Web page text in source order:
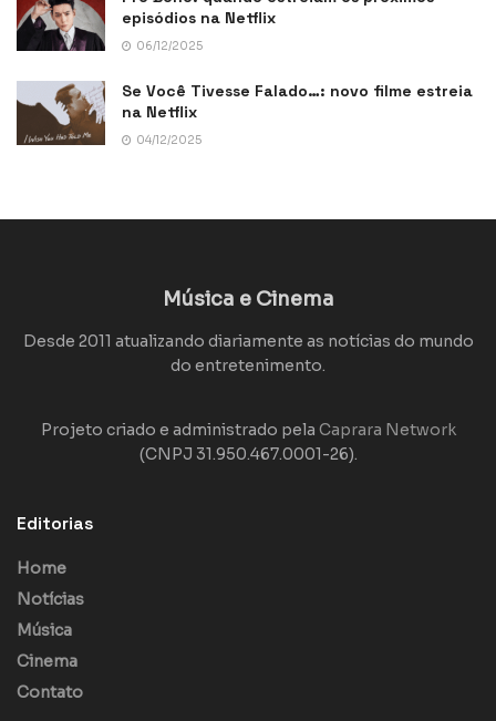
episódios na Netflix
06/12/2025
Se Você Tivesse Falado…: novo filme estreia
na Netflix
04/12/2025
Música e Cinema
Desde 2011 atualizando diariamente as notícias do mundo
do entretenimento.
Projeto criado e administrado pela Caprara Network
(CNPJ 31.950.467.0001-26).
Editorias
Home
Notícias
Música
Cinema
Contato